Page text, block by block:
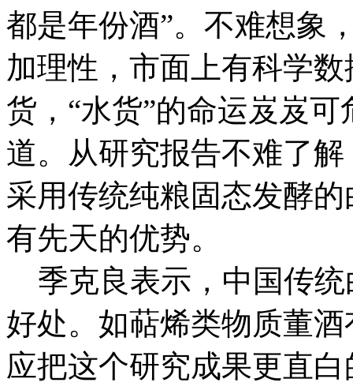
都是年份酒”。不难想象
加理性，市面上有科学
货，“水货”的命运岌岌
道。从研究报告不难了
采用传统纯粮固态发酵
有先天的优势。
季克良表示，中国传统
好处。如萜烯类物质董
应把这个研究成果更直